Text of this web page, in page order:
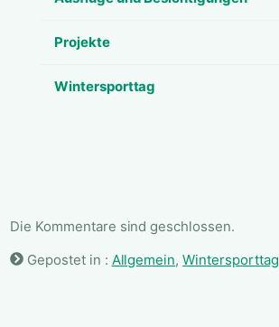
Projekte
Wintersporttag
Die Kommentare sind geschlossen.
Gepostet in : Allgemein,Wintersporttag